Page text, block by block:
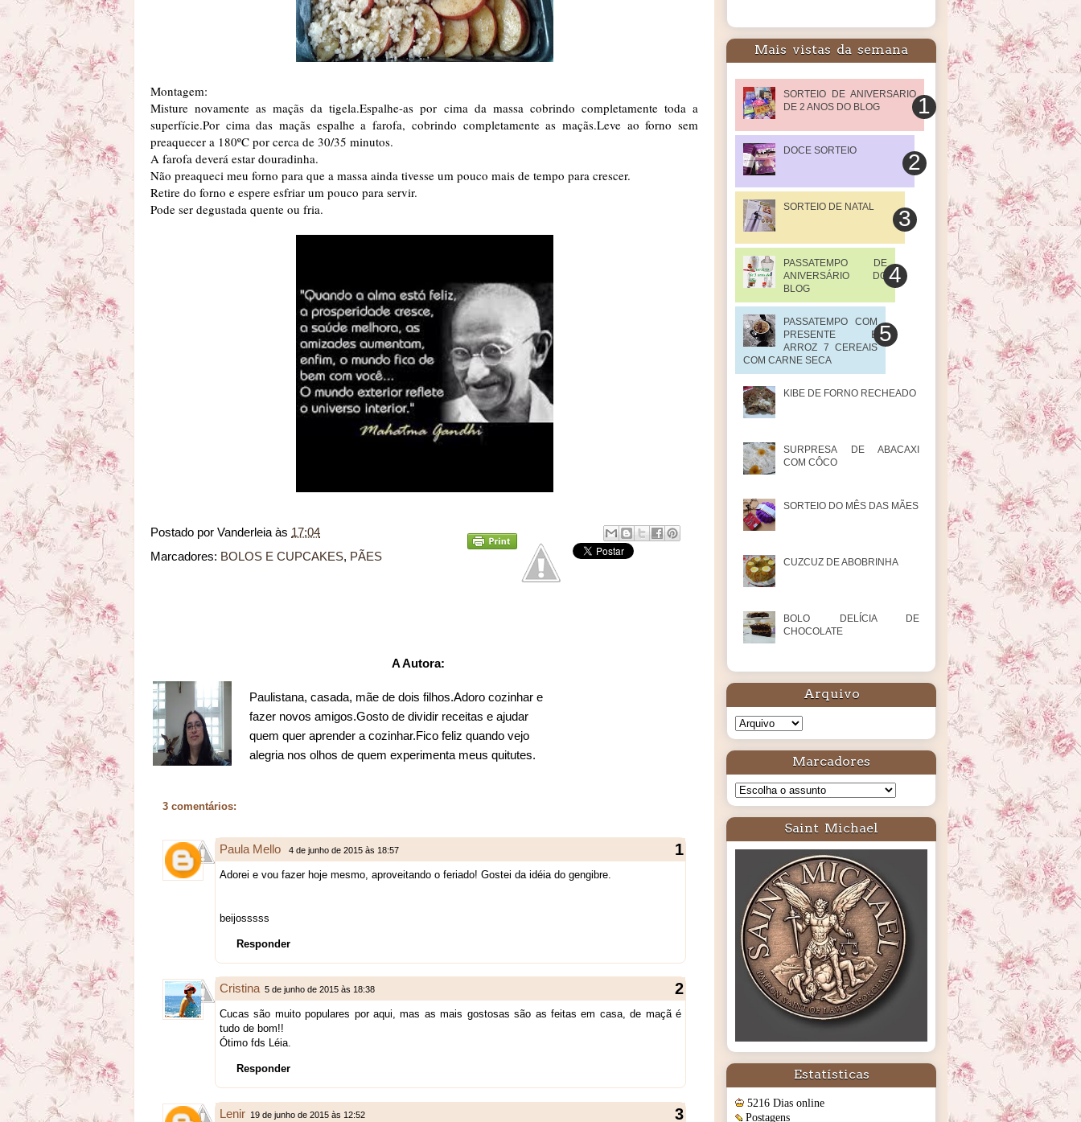
Montagem:
Misture novamente as maçãs da tigela.Espalhe-as por cima da massa cobrindo completamente toda a
superfície.Por cima das maçãs espalhe a farofa, cobrindo completamente as maçãs.Leve ao forno sem
preaquecer a 180ºC por cerca de 30/35 minutos.
A farofa deverá estar douradinha.
Não preaqueci meu forno para que a massa ainda tivesse um pouco mais de tempo para crescer.
Retire do forno e espere esfriar um pouco para servir.
Pode ser degustada quente ou fria.
Postado por Vanderleia às 17:04
Marcadores: BOLOS E CUPCAKES, PÃES
A Autora:
Paulistana, casada, mãe de dois filhos.Adoro cozinhar e
fazer novos amigos.Gosto de dividir receitas e ajudar
quem quer aprender a cozinhar.Fico feliz quando vejo
alegria nos olhos de quem experimenta meus quitutes.
3 comentários:
Paula Mello 4 de junho de 2015 às 18:57
Adorei e vou fazer hoje mesmo, aproveitando o feriado! Gostei da idéia do gengibre.
beijosssss
Responder
Cristina 5 de junho de 2015 às 18:38
Cucas são muito populares por aqui, mas as mais gostosas são as feitas em casa, de maçã é
tudo de bom!!
Ótimo fds Léia.
Responder
Lenir 19 de junho de 2015 às 12:52
Mais vistas da semana
SORTEIO DE ANIVERSARIO
DE 2 ANOS DO BLOG
DOCE SORTEIO
SORTEIO DE NATAL
PASSATEMPO DE
ANIVERSÁRIO DO
BLOG
PASSATEMPO COM
PRESENTE E
ARROZ 7 CEREAIS
COM CARNE SECA
KIBE DE FORNO RECHEADO
SURPRESA DE ABACAXI
COM CÔCO
SORTEIO DO MÊS DAS MÃES
CUZCUZ DE ABOBRINHA
BOLO DELÍCIA DE
CHOCOLATE
Arquivo
Marcadores
Saint Michael
Estatísticas
5216 Dias online
Postagens